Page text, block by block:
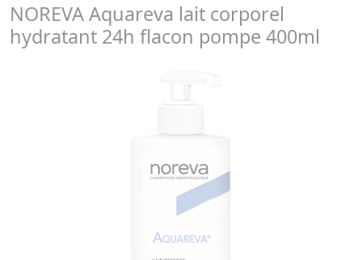
NOREVA Aquareva lait corporel
hydratant 24h flacon pompe 400ml